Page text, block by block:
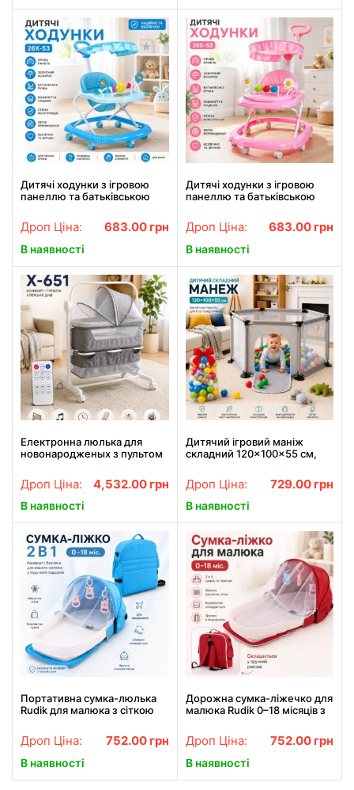
Дитячі ходунки з ігровою
панеллю та батьківською
із захисним козирком 26X-
53 Голубий
Дроп Ціна: 683.00 грн
В наявності
Дитячі ходунки з ігровою
панеллю та батьківською
із захисним козирком 26X-
53 Рожевий
Дроп Ціна: 683.00 грн
В наявності
Електронна люлька для
новонародженых з пультом
колесиках Х-651
Дроп Ціна: 4,532.00 грн
В наявності
Дитячий ігровий маніж
складний 120×100×55 см,
сірий X-778
Дроп Ціна: 729.00 грн
В наявності
Портативна сумка-люлька
Rudik для малюка з сіткою
іграшками, синя
Дроп Ціна: 752.00 грн
В наявності
Дорожна сумка-ліжечко для
малюка Rudik 0–18 місяців з
матрацом, червона
Дроп Ціна: 752.00 грн
В наявності